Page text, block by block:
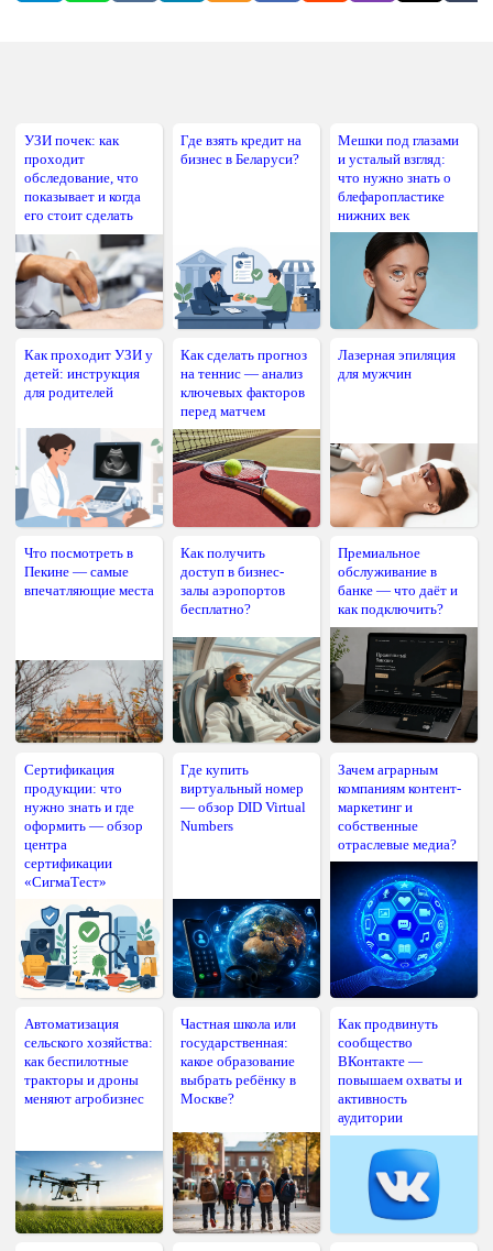
УЗИ почек: как
проходит
обследование, что
показывает и когда
его стоит сделать
Где взять кредит на
бизнес в Беларуси?
Мешки под глазами
и усталый взгляд:
что нужно знать о
блефаропластике
нижних век
Как проходит УЗИ у
детей: инструкция
для родителей
Как сделать прогноз
на теннис — анализ
ключевых факторов
перед матчем
Лазерная эпиляция
для мужчин
Что посмотреть в
Пекине — самые
впечатляющие места
Как получить
доступ в бизнес-
залы аэропортов
бесплатно?
Премиальное
обслуживание в
банке — что даёт и
как подключить?
Сертификация
продукции: что
нужно знать и где
оформить — обзор
центра
сертификации
«СигмаТест»
Где купить
виртуальный номер
— обзор DID Virtual
Numbers
Зачем аграрным
компаниям контент-
маркетинг и
собственные
отраслевые медиа?
Автоматизация
сельского хозяйства:
как беспилотные
тракторы и дроны
меняют агробизнес
Частная школа или
государственная:
какое образование
выбрать ребёнку в
Москве?
Как продвинуть
сообщество
ВКонтакте —
повышаем охваты и
активность
аудитории